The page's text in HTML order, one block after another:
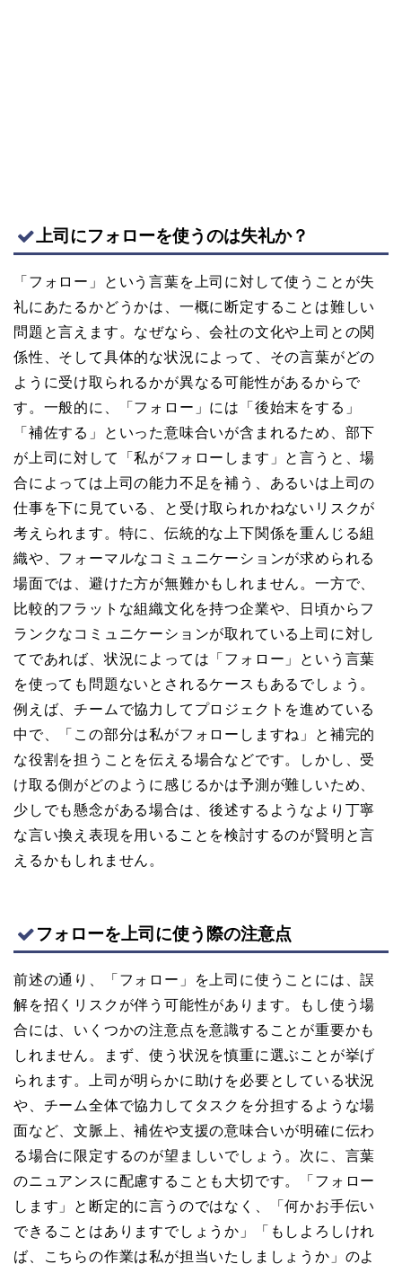
上司にフォローを使うのは失礼か？
「フォロー」という言葉を上司に対して使うことが失
礼にあたるかどうかは、一概に断定することは難しい
問題と言えます。なぜなら、会社の文化や上司との関
係性、そして具体的な状況によって、その言葉がどの
ように受け取られるかが異なる可能性があるからで
す。一般的に、「フォロー」には「後始末をする」
「補佐する」といった意味合いが含まれるため、部下
が上司に対して「私がフォローします」と言うと、場
合によっては上司の能力不足を補う、あるいは上司の
仕事を下に見ている、と受け取られかねないリスクが
考えられます。特に、伝統的な上下関係を重んじる組
織や、フォーマルなコミュニケーションが求められる
場面では、避けた方が無難かもしれません。一方で、
比較的フラットな組織文化を持つ企業や、日頃からフ
ランクなコミュニケーションが取れている上司に対し
てであれば、状況によっては「フォロー」という言葉
を使っても問題ないとされるケースもあるでしょう。
例えば、チームで協力してプロジェクトを進めている
中で、「この部分は私がフォローしますね」と補完的
な役割を担うことを伝える場合などです。しかし、受
け取る側がどのように感じるかは予測が難しいため、
少しでも懸念がある場合は、後述するようなより丁寧
な言い換え表現を用いることを検討するのが賢明と言
えるかもしれません。
フォローを上司に使う際の注意点
前述の通り、「フォロー」を上司に使うことには、誤
解を招くリスクが伴う可能性があります。もし使う場
合には、いくつかの注意点を意識することが重要かも
しれません。まず、使う状況を慎重に選ぶことが挙げ
られます。上司が明らかに助けを必要としている状況
や、チーム全体で協力してタスクを分担するような場
面など、文脈上、補佐や支援の意味合いが明確に伝わ
る場合に限定するのが望ましいでしょう。次に、言葉
のニュアンスに配慮することも大切です。「フォロー
します」と断定的に言うのではなく、「何かお手伝い
できることはありますでしょうか」「もしよろしけれ
ば、こちらの作業は私が担当いたしましょうか」のよ